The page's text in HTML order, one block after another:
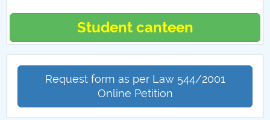
Student canteen
Request form as per Law 544/2001
Online Petition